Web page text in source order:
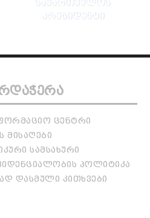
ᲞᲠᲔᲖᲘᲓᲔᲜᲢᲘ
ᲪᲔᲜᲢᲠᲘ
ᲛᲘᲡᲐᲦᲔᲑᲘ
ᲡᲐᲛᲡᲐᲮᲣᲠᲘ
ᲞᲝᲚᲘᲢᲘᲙᲐ
ᲓᲐᲡᲛᲣᲚᲘ ᲙᲘᲗᲮᲕᲔᲑᲘ